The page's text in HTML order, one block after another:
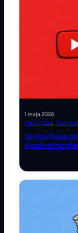
1 maja 2026
Pieniądze,
Ile YouTube
Konkretne